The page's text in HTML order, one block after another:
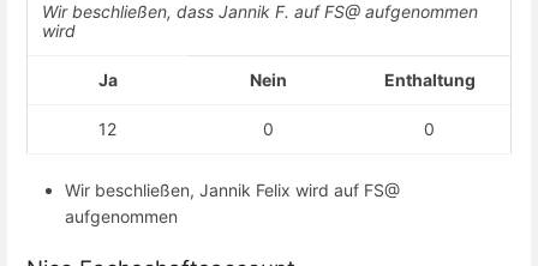
Wir beschließen, dass Jannik F. auf FS@ aufgenommen
wird
Ja Nein Enthaltung
12 0 0
Wir beschließen, Jannik Felix wird auf FS@
aufgenommen